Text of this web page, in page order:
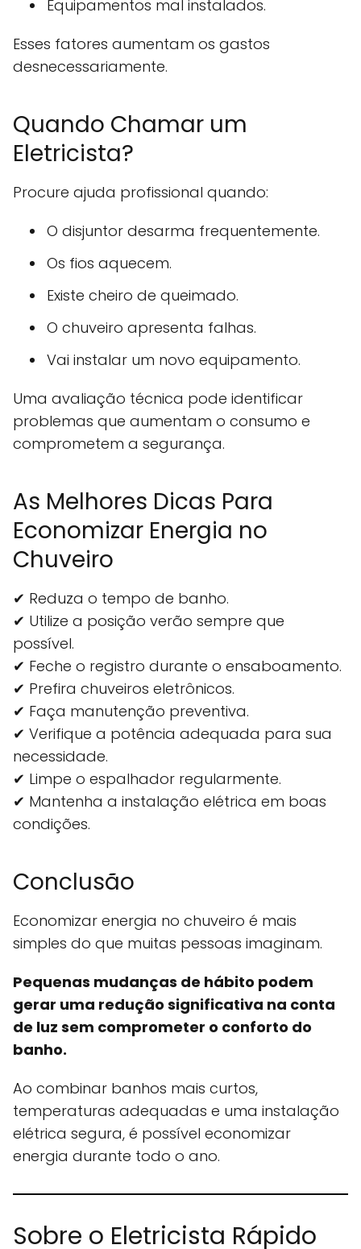
Equipamentos mal instalados.
Esses fatores aumentam os gastos
desnecessariamente.
Quando Chamar um
Eletricista?
Procure ajuda profissional quando:
O disjuntor desarma frequentemente.
Os fios aquecem.
Existe cheiro de queimado.
O chuveiro apresenta falhas.
Vai instalar um novo equipamento.
Uma avaliação técnica pode identificar
problemas que aumentam o consumo e
comprometem a segurança.
As Melhores Dicas Para
Economizar Energia no
Chuveiro
✔ Reduza o tempo de banho.
✔ Utilize a posição verão sempre que
possível.
✔ Feche o registro durante o ensaboamento.
✔ Prefira chuveiros eletrônicos.
✔ Faça manutenção preventiva.
✔ Verifique a potência adequada para sua
necessidade.
✔ Limpe o espalhador regularmente.
✔ Mantenha a instalação elétrica em boas
condições.
Conclusão
Economizar energia no chuveiro é mais
simples do que muitas pessoas imaginam.
Pequenas mudanças de hábito podem
gerar uma redução significativa na conta
de luz sem comprometer o conforto do
banho.
Ao combinar banhos mais curtos,
temperaturas adequadas e uma instalação
elétrica segura, é possível economizar
energia durante todo o ano.
Sobre o Eletricista Rápido